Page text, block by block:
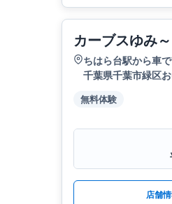
カーブスゆみ
ちはら台駅から車
千葉県千葉市緑区
無料体験
店舗